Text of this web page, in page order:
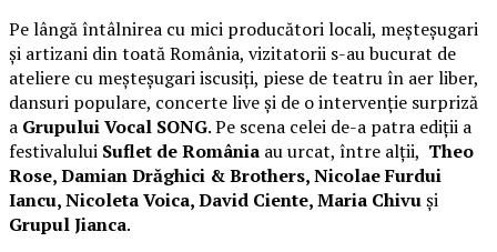
Pe lângă întâlnirea cu mici producători locali, meșteșugari
și artizani din toată România, vizitatorii s-au bucurat de
ateliere cu meșteșugari iscusiți, piese de teatru în aer liber,
dansuri populare, concerte live și de o intervenție surpriză
a Grupului Vocal SONG. Pe scena celei de-a patra ediții a
festivalului Suflet de România au urcat, între alții, Theo
Rose, Damian Drăghici & Brothers, Nicolae Furdui
Iancu, Nicoleta Voica, David Ciente, Maria Chivuși
Grupul Jianca.